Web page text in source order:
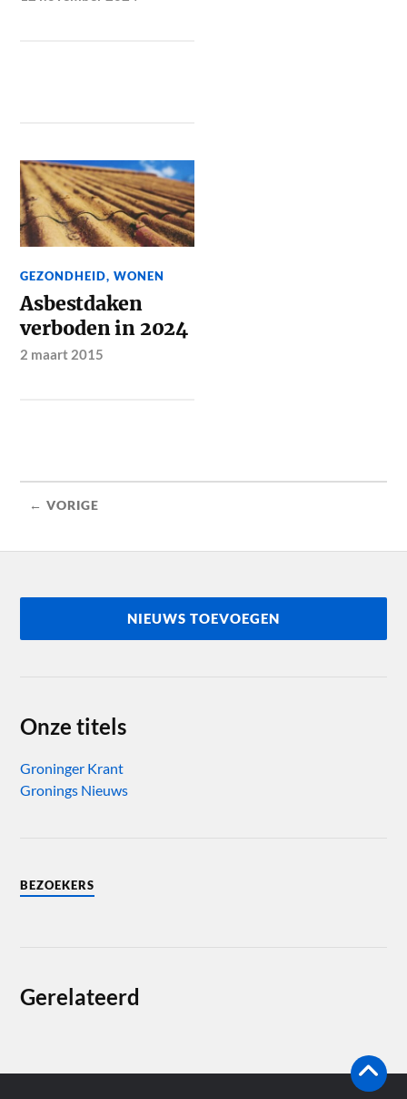
GEZONDHEID,WONEN
Asbestdaken
verboden in 2024
2 maart 2015
← VORIGE
NIEUWS TOEVOEGEN
Onze titels
Groninger Krant
Gronings Nieuws
BEZOEKERS
Gerelateerd